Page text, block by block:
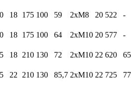
18 175 100 59 2xM8 20 522 -
18 175 100 64 2xM10 20 577 -
18 210 130 72 2xM10 22 620
22 210 130 85,7 2xM10 22 725